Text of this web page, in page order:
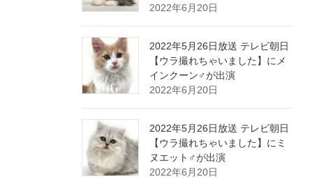
2022年6月20日
2022年5月26日放送 テレビ朝日
【ウラ撮れちゃいました】にメ
インクーン♂が出演
2022年6月20日
2022年5月26日放送 テレビ朝日
【ウラ撮れちゃいました】にミ
ヌエット♂が出演
2022年6月20日